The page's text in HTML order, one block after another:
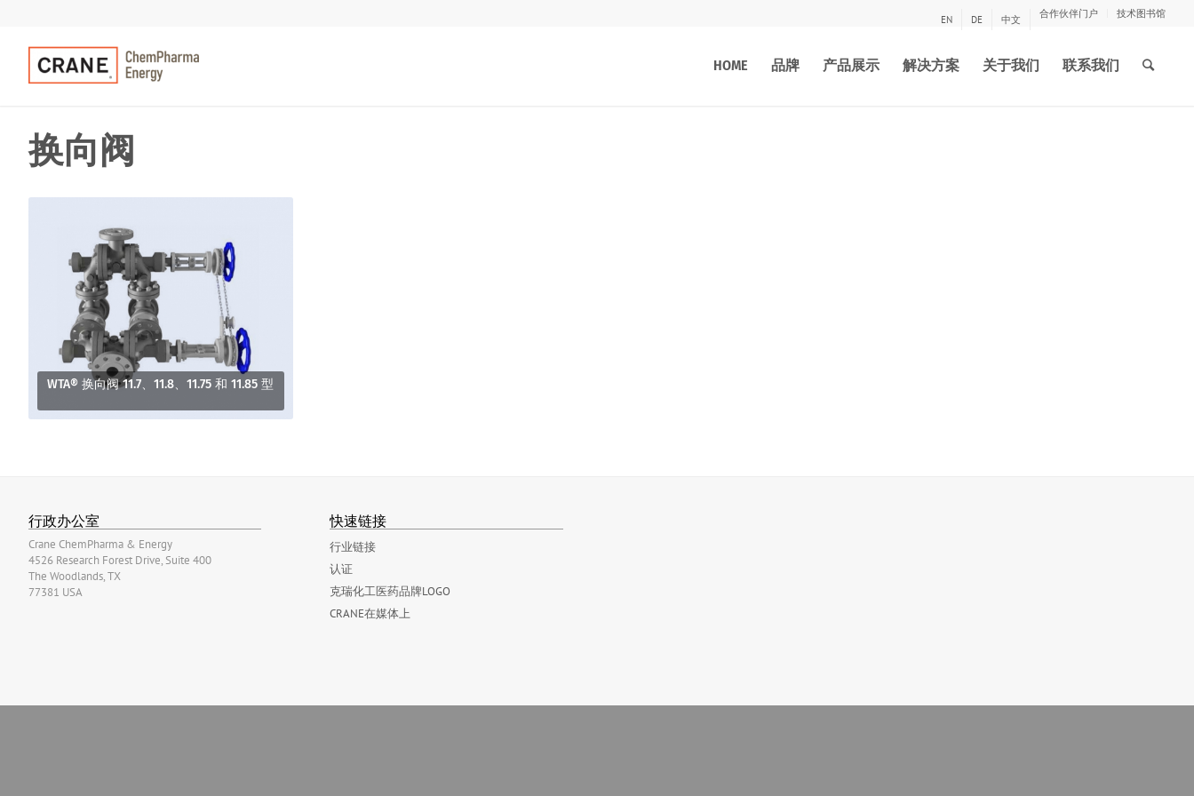
EN DE 中文 合作伙伴门户 技术图书馆
HOME 品牌 产品展示 解决方案 关于我们 联系我们
换向阀
WTA® 换向阀 11.7、11.8、11.75 和 11.85 型
行政办公室
Crane ChemPharma & Energy
4526 Research Forest Drive, Suite 400
The Woodlands, TX
77381 USA
快速链接
行业链接
认证
克瑞化工医药品牌LOGO
CRANE在媒体上